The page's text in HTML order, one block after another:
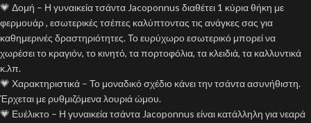
💗 Δομή – Η γυναικεία τσάντα Jacoponnus διαθέτει 1 κύρια θήκη με
φερμουάρ , εσωτερικές τσέπες καλύπτοντας τις ανάγκες σας για
καθημερινές δραστηριότητες. Το ευρύχωρο εσωτερικό μπορεί να
χωρέσει το κραγιόν, το κινητό, τα πορτοφόλια, τα κλειδιά, τα καλλυντικά
κ.λπ.
💗 Χαρακτηριστικά – Το μοναδικό σχέδιο κάνει την τσάντα ασυνήθιστη.
Έρχεται με ρυθμιζόμενα λουριά ώμου.
💗 Ευέλικτο – Η γυναικεία τσάντα Jacoponnus είναι κατάλληλη για νεαρά